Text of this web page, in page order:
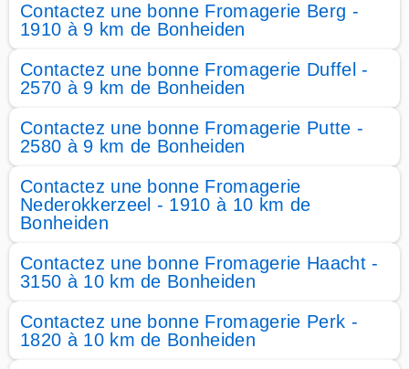
Contactez une bonne Fromagerie Berg -
1910 à 9 km de Bonheiden
Contactez une bonne Fromagerie Duffel -
2570 à 9 km de Bonheiden
Contactez une bonne Fromagerie Putte -
2580 à 9 km de Bonheiden
Contactez une bonne Fromagerie
Nederokkerzeel - 1910 à 10 km de
Bonheiden
Contactez une bonne Fromagerie Haacht -
3150 à 10 km de Bonheiden
Contactez une bonne Fromagerie Perk -
1820 à 10 km de Bonheiden